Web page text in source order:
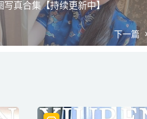
写真合集【持续更新中】
下一篇